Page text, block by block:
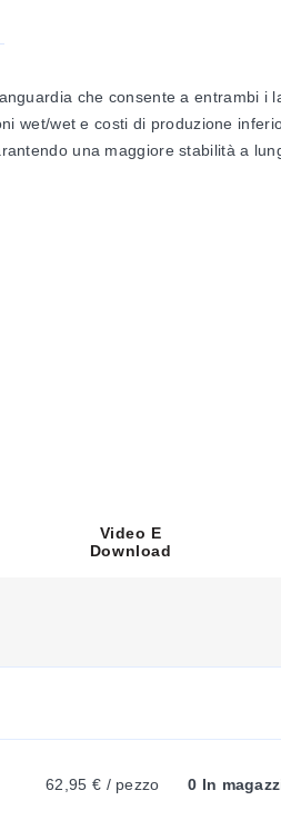
che consente a entrambi
wet/wet e costi di produzione
una maggiore stabilità a
Video E
Download
62,95 € / pezzo 0 In